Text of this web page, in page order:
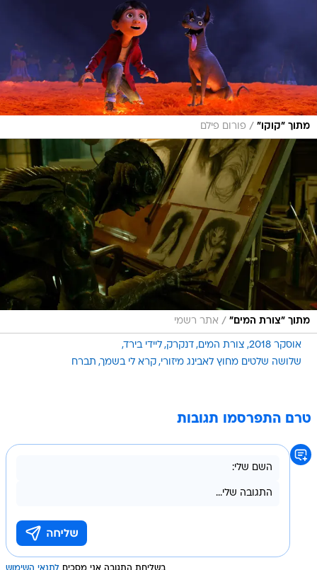
מתוך "קוקו" / פורום פילם
מתוך "צורת המים" / אתר רשמי
אוסקר 2018 צורת המים דנקרק ליידי בירד
שלושה שלטים מחוץ לאבינג מיזורי קרא לי בשמך תברח
טרם התפרסמו תגובות